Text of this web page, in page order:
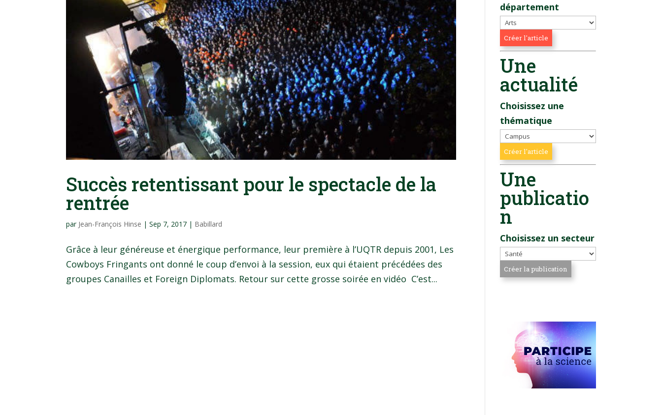
Succès retentissant pour le spectacle de la
rentrée
par Jean-François Hinse |Sep 7, 2017 | Babillard
Grâce à leur généreuse et énergique performance, leur première à l’UQTR depuis 2001, Les
Cowboys Fringants ont donné le coup d’envoi à la session, eux qui étaient précédées des
groupes Canailles et Foreign Diplomats. Retour sur cette grosse soirée en vidéo C’est...
département
Une
actualité
Choisissez une
thématique
Une
publicatio
n
Choisissez un secteur